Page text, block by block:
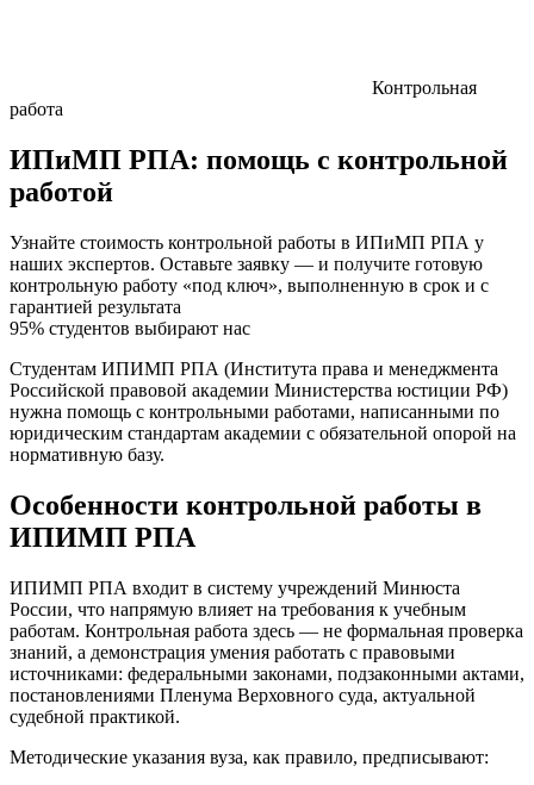
Контрольная
работа
ИПиМП РПА: помощь с контрольной
работой
Узнайте стоимость контрольной работы в ИПиМП РПА у
наших экспертов. Оставьте заявку — и получите готовую
контрольную работу «под ключ», выполненную в срок и с
гарантией результата
95% студентов выбирают нас
Студентам ИПИМП РПА (Института права и менеджмента
Российской правовой академии Министерства юстиции РФ)
нужна помощь с контрольными работами, написанными по
юридическим стандартам академии с обязательной опорой на
нормативную базу.
Особенности контрольной работы в
ИПИМП РПА
ИПИМП РПА входит в систему учреждений Минюста
России, что напрямую влияет на требования к учебным
работам. Контрольная работа здесь — не формальная проверка
знаний, а демонстрация умения работать с правовыми
источниками: федеральными законами, подзаконными актами,
постановлениями Пленума Верховного суда, актуальной
судебной практикой.
Методические указания вуза, как правило, предписывают: